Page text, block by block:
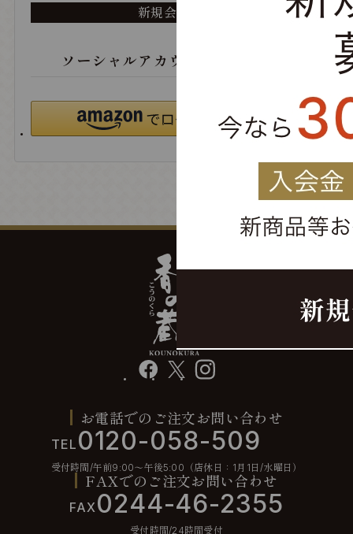
新規会員登録
ソーシャルアカウントでログイン
facebook instagram
お電話でのご注文お問い合わせ
TEL 0120-058-509
受付時間/午前9:00〜午後5:00（店休日：1月1日/水曜日）
FAXでのご注文お問い合わせ
FAX0244-46-2355
受付時間/24時間受付